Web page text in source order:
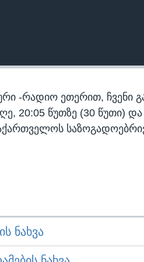
-რადიო ეთერით, ჩვენი
20:05 წუთზე (30 წუთი) და
ᲜᲐᲮᲕᲐ